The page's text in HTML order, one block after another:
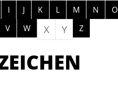
I J K L M N O
V W X Y Z